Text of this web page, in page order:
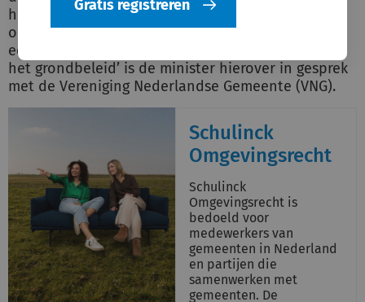
Gratis registreren
huidige termijn soms te kort is bij complexe
ontwikkelingen. In opvolging van de acties uit de
eerdergenoemde kamerbrief ‘Modernisering van
het grondbeleid’ is de minister hierover in gesprek
met de Vereniging Nederlandse Gemeente (VNG).
Schulinck
Omgevingsrecht
Schulinck
Omgevingsrecht is
bedoeld voor
medewerkers van
gemeenten in Nederland
en partijen die
samenwerken met
gemeenten. De